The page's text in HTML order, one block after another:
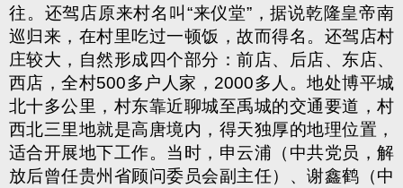
往。还驾店原来村名叫“来仪堂”，据说乾隆皇帝南
巡归来，在村里吃过一顿饭，故而得名。还驾店村
庄较大，自然形成四个部分：前店、后店、东店、
西店，全村500多户人家， 2000多人。地处博平城
北十多公里，村东靠近聊城至禹城的交通要道，村
西北三里地就是高唐境内，得天独厚的地理位置，
适合开展地下工作。当时，申云浦（中共党员，解
放后曾任贵州省顾问委员会副主任）、谢鑫鹤（中